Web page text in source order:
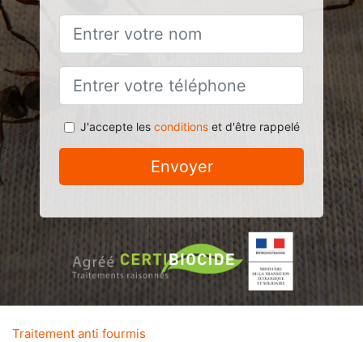
J'accepte les conditionset d'être rappelé
Envoyer
Traitement anti fourmis